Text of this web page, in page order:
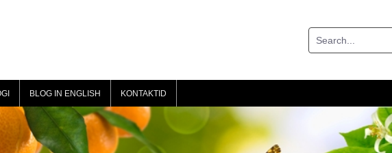
BLOG IN ENGLISH KONTAKTID